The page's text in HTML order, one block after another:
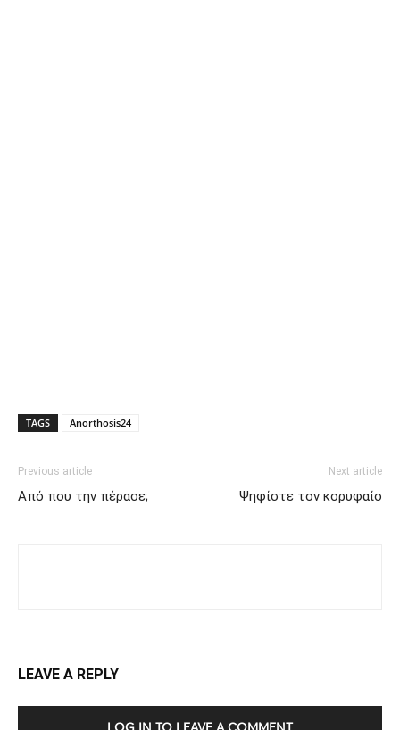
TAGS Anorthosis24
Previous article
Από που την πέρασε;
Next article
Ψηφίστε τον κορυφαίο
LEAVE A REPLY